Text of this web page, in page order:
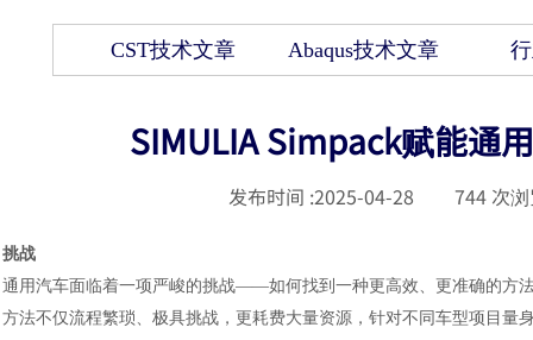
CST技术文章 Abaqus技术文章
SIMULIA Simpack赋能通
发布时间 :2025-04-28 744 次
挑战
通用汽车面临着一项严峻的挑战——如何找到一种更高效、更准确的方
方法不仅流程繁琐、极具挑战，更耗费大量资源，针对不同车型项目量